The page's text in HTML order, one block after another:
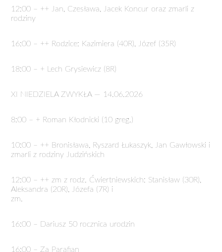
12:00 – ++ Jan, Czesława, Jacek Koncur oraz zmarli z
rodziny
16:00 – ++ Rodzice: Kazimiera (40R), Józef (35R)
18:00 – + Lech Grysiewicz (8R)
XI NIEDZIELA ZWYKŁA — 14.06.2026
8:00 – + Roman Kłodnicki (10 greg.)
10:00 – ++ Bronisława, Ryszard Łukaszyk, Jan Gawłowski i
zmarli z rodziny Judzińskich
12:00 – ++ zm z rodz. Ćwiertniewskich: Stanisław (30R),
Aleksandra (20R), Józefa (7R) i
zm.
16:00 – Dariusz 50 rocznica urodzin
16:00 – Za Parafian